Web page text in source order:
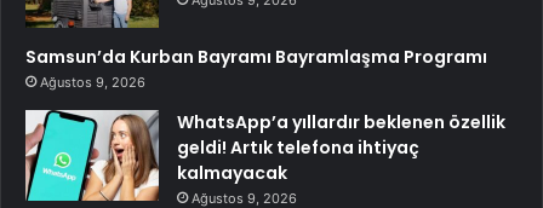
Samsun’da Kurban Bayramı Bayramlaşma Programı
Ağustos 9, 2026
WhatsApp’a yıllardır beklenen özellik
geldi! Artık telefona ihtiyaç
kalmayacak
Ağustos 9, 2026